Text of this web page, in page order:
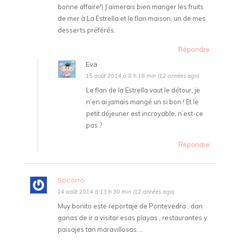
bonne affaire!) J’aimerais bien manger les fruits
de mer à La Estrella et le flan maison, un de mes
desserts préférés.
Répondre
Eva
15 août 2014 à 8 h 16 min (12 années ago)
Le flan de la Estrella vaut le détour, je
n’en ai jamais mangé un si bon ! Et le
petit déjeuner est incroyable, n’est-ce
pas ?
Répondre
Socorro
14 août 2014 à 13 h 30 min (12 années ago)
Muy bonito este reportaje de Pontevedra , dan
ganas de ir a visitar esas playas , restaurantes y
paisajes tan maravillosas …